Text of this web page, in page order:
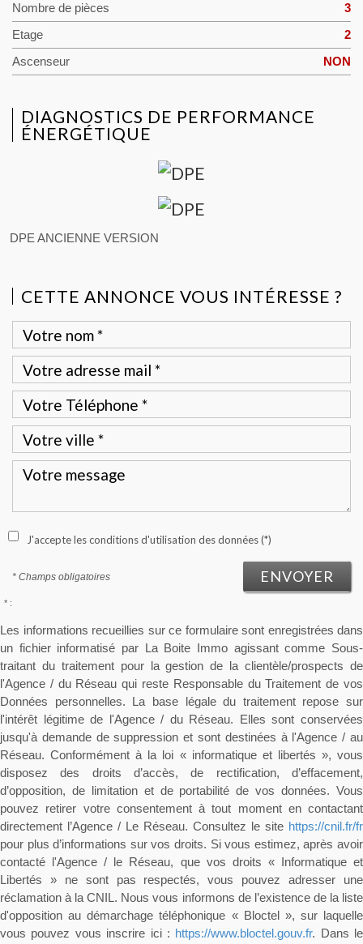
Nombre de pièces 3
Etage 2
Ascenseur NON
DIAGNOSTICS DE PERFORMANCE
ÉNERGÉTIQUE
DPE ANCIENNE VERSION
CETTE ANNONCE VOUS INTÉRESSE ?
J'accepte les conditions d'utilisation des données (*)
* Champs obligatoires ENVOYER
* :
Les informations recueillies sur ce formulaire sont enregistrées dans
un fichier informatisé par La Boite Immo agissant comme Sous-
traitant du traitement pour la gestion de la clientèle/prospects de
l'Agence / du Réseau qui reste Responsable du Traitement de vos
Données personnelles. La base légale du traitement repose sur
l'intérêt légitime de l'Agence / du Réseau. Elles sont conservées
jusqu'à demande de suppression et sont destinées à l'Agence / au
Réseau. Conformément à la loi « informatique et libertés », vous
disposez des droits d’accès, de rectification, d’effacement,
d’opposition, de limitation et de portabilité de vos données. Vous
pouvez retirer votre consentement à tout moment en contactant
directement l’Agence / Le Réseau. Consultez le site https://cnil.fr/fr
pour plus d’informations sur vos droits. Si vous estimez, après avoir
contacté l'Agence / le Réseau, que vos droits « Informatique et
Libertés » ne sont pas respectés, vous pouvez adresser une
réclamation à la CNIL. Nous vous informons de l’existence de la liste
d'opposition au démarchage téléphonique « Bloctel », sur laquelle
vous pouvez vous inscrire ici : https://www.bloctel.gouv.fr. Dans le